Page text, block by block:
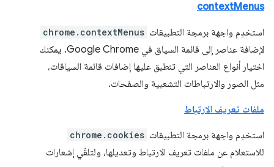
contextMenus
استخدِم واجهة برمجة التطبيقات chrome.contextMenus
لإضافة عناصر إلى قائمة السياق في Google Chrome. يمكنك
اختيار أنواع العناصر التي تنطبق عليها إضافات قائمة السياقات،
مثل الصور والارتباطات التشعبية والصفحات.
ملفات تعريف الارتباط
استخدِم واجهة برمجة التطبيقات chrome.cookies
للاستعلام عن ملفات تعريف الارتباط وتعديلها، ولتلقّي إشعارات